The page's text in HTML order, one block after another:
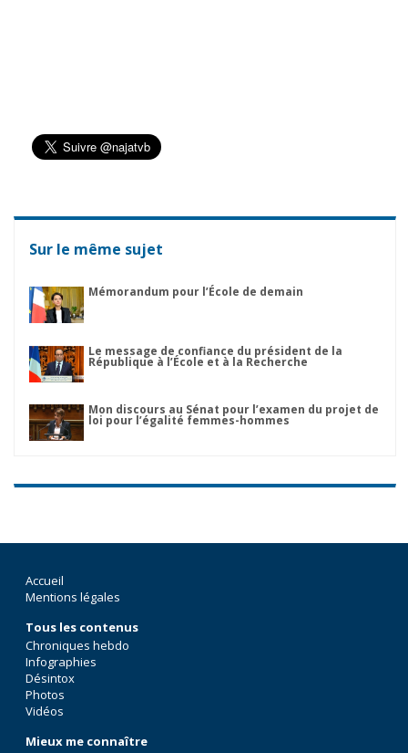
Sur le même sujet
Mémorandum pour l’École de demain
Le message de confiance du président de la
République à l’École et à la Recherche
Mon discours au Sénat pour l’examen du projet de
loi pour l’égalité femmes-hommes
Accueil
Mentions légales
Tous les contenus
Chroniques hebdo
Infographies
Désintox
Photos
Vidéos
Mieux me connaître